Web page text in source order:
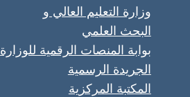
وزارة التعليم العالي و
البحث العلمي
بوابة المنصات الرقمية للوزارة
الجريدة الرسمية
المكتبة المركزية